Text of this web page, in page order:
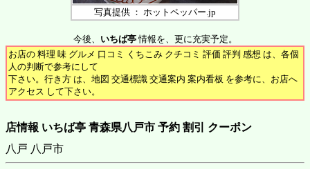
写真提供 ： ホットペッパー.jp
今後、 いちば亭情報を、更に充実予定。
お店の 料理 味 グルメ 口コミ くちこみ クチコミ 評価 評判 感想 は、各個
人の判断で参考にして
下さい。行き方 は、地図 交通標識 交通案内 案内看板 を参考に、お店へ
アクセス して下さい。
店情報 いちば亭 青森県八戸市 予約 割引 クーポン
八戸 八戸市